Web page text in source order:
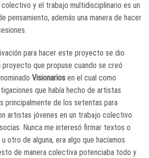
y el trabajo multidisciplinario es un
pensamiento, además una manera de hacer
para hacer este proyecto se dio
proyecto que propuse cuando se creó
Visionarios en el cual como
que había hecho de artistas
principalmente de los setentas para
artistas jóvenes en un trabajo colectivo
Nunca me interesó firmar textos o
otro de alguna, era algo que hacíamos
de manera colectiva potenciaba todo y